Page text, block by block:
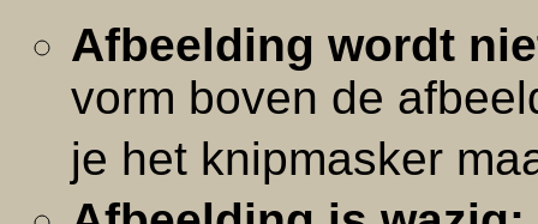
Afbeelding wordt
vorm boven de
je het knipmasker